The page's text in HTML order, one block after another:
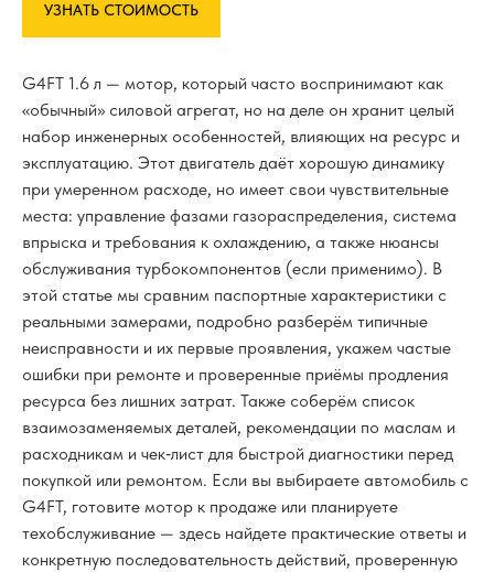
УЗНАТЬ СТОИМОСТЬ
G4FT 1.6 л — мотор, который часто воспринимают как
«обычный» силовой агрегат, но на деле он хранит целый
набор инженерных особенностей, влияющих на ресурс и
эксплуатацию. Этот двигатель даёт хорошую динамику
при умеренном расходе, но имеет свои чувствительные
места: управление фазами газораспределения, система
впрыска и требования к охлаждению, а также нюансы
обслуживания турбокомпонентов (если применимо). В
этой статье мы сравним паспортные характеристики с
реальными замерами, подробно разберём типичные
неисправности и их первые проявления, укажем частые
ошибки при ремонте и проверенные приёмы продления
ресурса без лишних затрат. Также соберём список
взаимозаменяемых деталей, рекомендации по маслам и
расходникам и чек‑лист для быстрой диагностики перед
покупкой или ремонтом. Если вы выбираете автомобиль с
G4FT, готовите мотор к продаже или планируете
техобслуживание — здесь найдете практические ответы и
конкретную последовательность действий, проверенную